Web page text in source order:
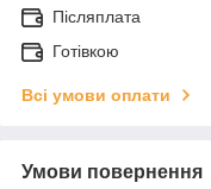
Післяплата
Готівкою
Всі умови оплати
Умови повернення